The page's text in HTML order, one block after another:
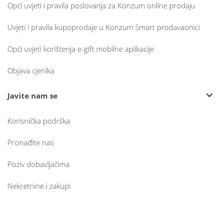
Opći uvjeti i pravila poslovanja za Konzum online prodaju
Uvjeti i pravila kupoprodaje u Konzum Smart prodavaonici
Opći uvjeti korištenja e-gift mobilne aplikacije
Objava cjenika
Javite nam se
Korisnička podrška
Pronađite nas
Poziv dobavljačima
Nekretnine i zakupi